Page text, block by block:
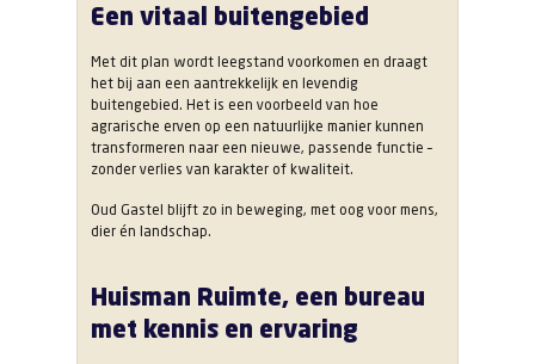
Een vitaal buitengebied
Met dit plan wordt leegstand voorkomen en draagt
het bij aan een aantrekkelijk en levendig
buitengebied. Het is een voorbeeld van hoe
agrarische erven op een natuurlijke manier kunnen
transformeren naar een nieuwe, passende functie –
zonder verlies van karakter of kwaliteit.
Oud Gastel blijft zo in beweging, met oog voor mens,
dier én landschap.
Huisman Ruimte, een bureau
met kennis en ervaring